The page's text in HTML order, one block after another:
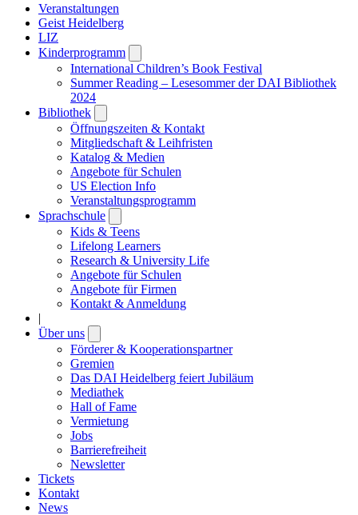
Veranstaltungen
Geist Heidelberg
LIZ
Kinderprogramm
submenu
International Children’s Book Festival
Summer Reading – Lesesommer der DAI Bibliothek
2024
Bibliothek
submenu
Öffnungszeiten & Kontakt
Mitgliedschaft & Leihfristen
Katalog & Medien
Angebote für Schulen
US Election Info
Veranstaltungsprogramm
Sprachschule
submenu
Kids & Teens
Lifelong Learners
Research & University Life
Angebote für Schulen
Angebote für Firmen
Kontakt & Anmeldung
|
Über uns
submenu
Förderer & Kooperationspartner
Gremien
Das DAI Heidelberg feiert Jubiläum
Mediathek
Hall of Fame
Vermietung
Jobs
Barrierefreiheit
Newsletter
Tickets
Kontakt
News